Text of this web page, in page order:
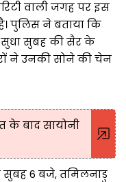
वाली जगह पर इस
पुलिस ने बताया कि
सुबह की सैर के
ने उनकी सोने की चेन
के बाद सायोनी
6 बजे, तमिलनाडु